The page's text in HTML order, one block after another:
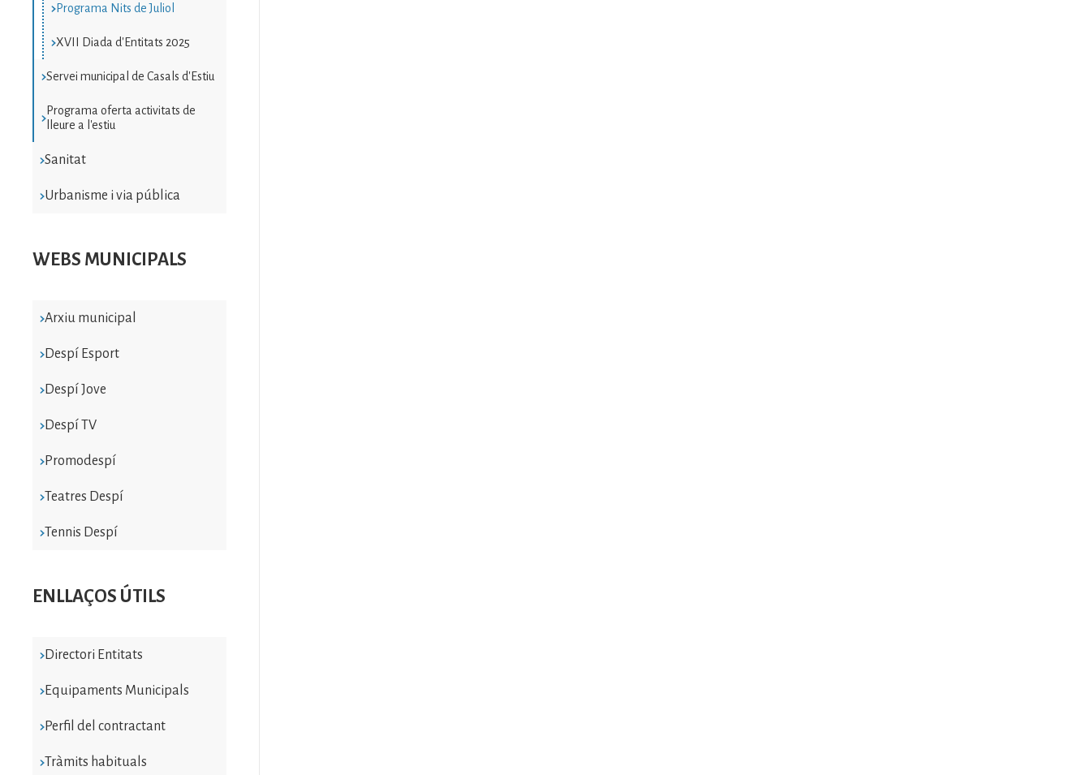
Programa Nits de Juliol
XVII Diada d'Entitats 2025
Servei municipal de Casals d'Estiu
Programa oferta activitats de
lleure a l'estiu
Sanitat
Urbanisme i via pública
WEBS MUNICIPALS
Arxiu municipal
Despí Esport
Despí Jove
Despí TV
Promodespí
Teatres Despí
Tennis Despí
ENLLAÇOS ÚTILS
Directori Entitats
Equipaments Municipals
Perfil del contractant
Tràmits habituals